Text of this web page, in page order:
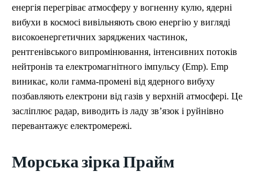
енергія перегріває атмосферу у вогненну кулю, ядерні
вибухи в космосі вивільняють свою енергію у вигляді
високоенергетичних заряджених частинок,
рентгенівського випромінювання, інтенсивних потоків
нейтронів та електромагнітного імпульсу (Emp). Emp
виникає, коли гамма-промені від ядерного вибуху
позбавляють електрони від газів у верхній атмосфері. Це
засліплює радар, виводить із ладу зв’язок і руйнівно
перевантажує електромережі.
Морська зірка Прайм